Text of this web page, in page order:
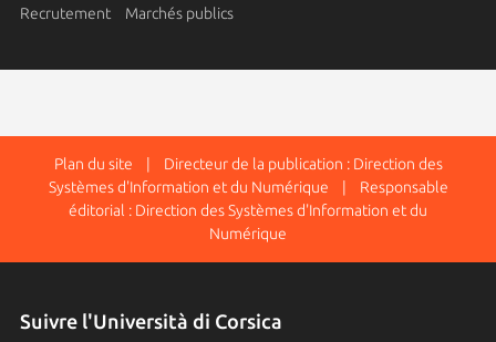
Recrutement
Marchés publics
Plan du site | Directeur de la publication : Direction des
Systèmes d'Information et du Numérique | Responsable
éditorial : Direction des Systèmes d'Information et du
Numérique
Suivre l'Università di Corsica